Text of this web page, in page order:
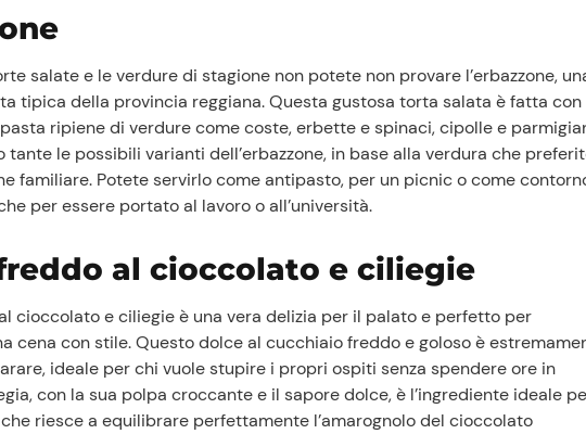
Prezzi Rossetto
Punti vendita
Il gruppo
Ricette
Storie
Lavora con noi
salate e le verdure di stagione non potete non provare l’erbazzone,
tipica della provincia reggiana. Questa gustosa torta salata è fatta con
ripiene di verdure come coste, erbette e spinaci, cipolle e
tante le possibili varianti dell’erbazzone, in base alla verdura che
familiare. Potete servirlo come antipasto, per un picnic o come
per essere portato al lavoro o all’università.
al cioccolato e ciliegie
cioccolato e ciliegie è una vera delizia per il palato e perfetto per
cena con stile. Questo dolce al cucchiaio freddo e goloso è
ideale per chi vuole stupire i propri ospiti senza spendere ore in
con la sua polpa croccante e il sapore dolce, è l’ingrediente ideale
riesce a equilibrare perfettamente l’amarognolo del cioccolato